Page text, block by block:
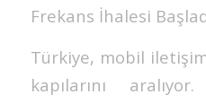
Frekans İhalesi
Türkiye, mobil
kapılarını